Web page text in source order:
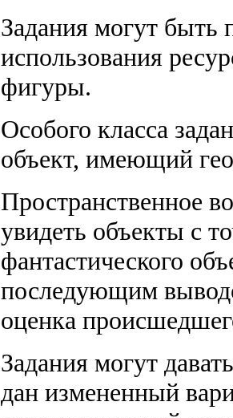
Задания могут
использования
фигуры.
Особого класса
объект, имеющий
Пространственное
увидеть объекты с
фантастического
последующим
оценка
Задания могут
дан измененный